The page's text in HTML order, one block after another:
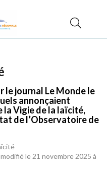
le journal Le Monde le
annonçaient
la Vigie de la laïcité,
de l’Observatoire de
le 21 novembre 2025 à